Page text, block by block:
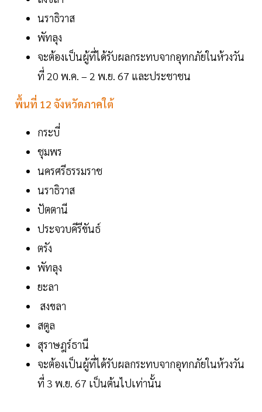
นราธิวาส
พัทลุง
จะต้องเป็นผู้ที่ได้รับผลกระทบจากอุทกภัยในห้วงวัน
ที่ 20 พ.ค. – 2 พ.ย. 67 และประชาชน
พื้นที่ 12 จังหวัดภาคใต้
กระบี่
ชุมพร
นครศรีธรรมราช
นราธิวาส
ปัตตานี
ประจวบคีรีขันธ์
ตรัง
พัทลุง
ยะลา
สงขลา
สตูล
สุราษฎร์ธานี
จะต้องเป็นผู้ที่ได้รับผลกระทบจากอุทกภัยในห้วงวัน
ที่ 3 พ.ย. 67 เป็นต้นไปเท่านั้น